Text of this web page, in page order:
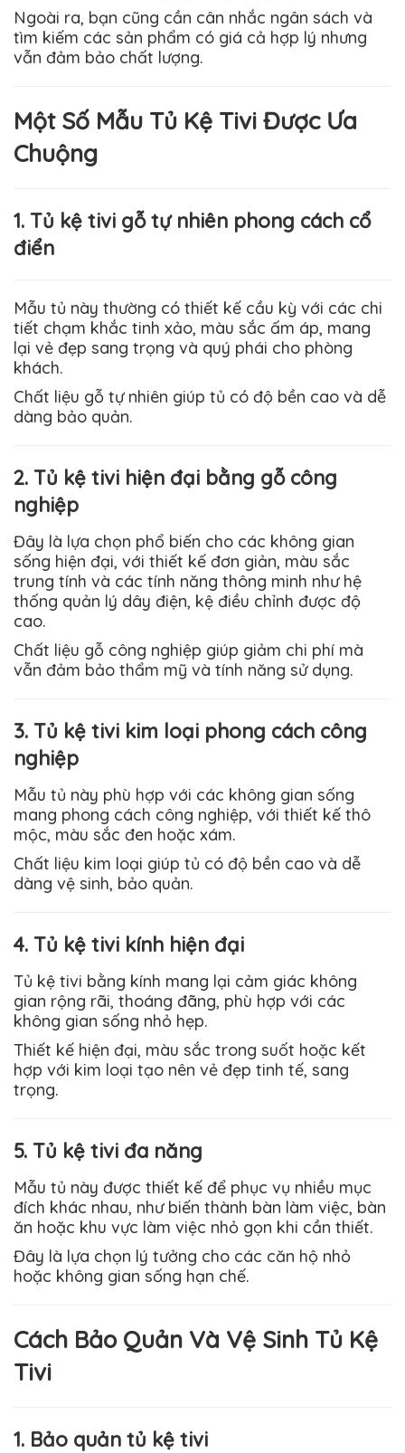
Ngoài ra, bạn cũng cần cân nhắc ngân sách và
tìm kiếm các sản phẩm có giá cả hợp lý nhưng
vẫn đảm bảo chất lượng.
Một Số Mẫu Tủ Kệ Tivi Được Ưa
Chuộng
1. Tủ kệ tivi gỗ tự nhiên phong cách cổ
điển
Mẫu tủ này thường có thiết kế cầu kỳ với các chi
tiết chạm khắc tinh xảo, màu sắc ấm áp, mang
lại vẻ đẹp sang trọng và quý phái cho phòng
khách.
Chất liệu gỗ tự nhiên giúp tủ có độ bền cao và dễ
dàng bảo quản.
2. Tủ kệ tivi hiện đại bằng gỗ công
nghiệp
Đây là lựa chọn phổ biến cho các không gian
sống hiện đại, với thiết kế đơn giản, màu sắc
trung tính và các tính năng thông minh như hệ
thống quản lý dây điện, kệ điều chỉnh được độ
cao.
Chất liệu gỗ công nghiệp giúp giảm chi phí mà
vẫn đảm bảo thẩm mỹ và tính năng sử dụng.
3. Tủ kệ tivi kim loại phong cách công
nghiệp
Mẫu tủ này phù hợp với các không gian sống
mang phong cách công nghiệp, với thiết kế thô
mộc, màu sắc đen hoặc xám.
Chất liệu kim loại giúp tủ có độ bền cao và dễ
dàng vệ sinh, bảo quản.
4. Tủ kệ tivi kính hiện đại
Tủ kệ tivi bằng kính mang lại cảm giác không
gian rộng rãi, thoáng đãng, phù hợp với các
không gian sống nhỏ hẹp.
Thiết kế hiện đại, màu sắc trong suốt hoặc kết
hợp với kim loại tạo nên vẻ đẹp tinh tế, sang
trọng.
5. Tủ kệ tivi đa năng
Mẫu tủ này được thiết kế để phục vụ nhiều mục
đích khác nhau, như biến thành bàn làm việc, bàn
ăn hoặc khu vực làm việc nhỏ gọn khi cần thiết.
Đây là lựa chọn lý tưởng cho các căn hộ nhỏ
hoặc không gian sống hạn chế.
Cách Bảo Quản Và Vệ Sinh Tủ Kệ
Tivi
1. Bảo quản tủ kệ tivi